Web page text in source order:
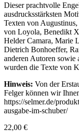
Dieser prachtvolle
ausdrucksstärksten
Texten von
von Loyola, Benedikt
Helder Camara, Marie
Dietrich Bonhoeffer,
anderen Autoren sowie
wurden die Texte von
Hinweis: Von der
Felger können wir
https://selmer.de/
ausgabe-im-schuber/
22,00 €